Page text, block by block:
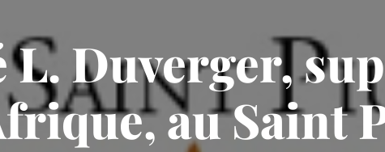
L. Duverger,
au Saint